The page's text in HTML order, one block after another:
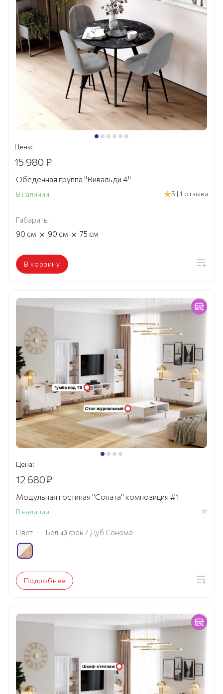
Цена:
15 980 ₽
Обеденная группа "Вивальди 4"
В наличии 5 | 1 отзыва
Габариты
90 см × 90 см × 75 см
В корзину
Цена:
12 680₽
Модульная гостиная "Соната" композиция #1
В наличии
Цвет — Белый фон / Дуб Сонома
Подробнее